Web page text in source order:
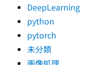
DeepLearning
python
pytorch
未分類